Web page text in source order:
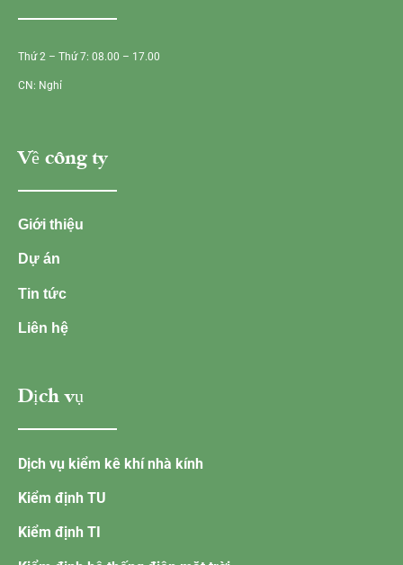
Thứ 2 – Thứ 7: 08.00 – 17.00
CN: Nghỉ
Về công ty
Giới thiệu
Dự án
Tin tức
Liên hệ
Dịch vụ
Dịch vụ kiểm kê khí nhà kính
Kiểm định TU
Kiểm định TI